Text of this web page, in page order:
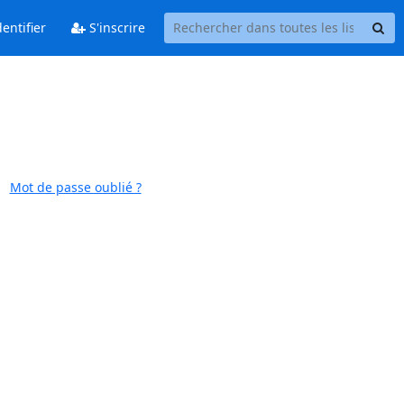
S'inscrire
Mot de passe oublié ?